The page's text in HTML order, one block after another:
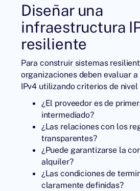
Diseñar una
infraestructura
resiliente
Para construir sistemas
organizaciones deben evaluar
IPv4 utilizando criterios de
¿El proveedor es de
intermediado?
¿Las relaciones con los
transparentes?
¿Puede garantizarse la
alquiler?
¿Las condiciones de
claramente definidas?